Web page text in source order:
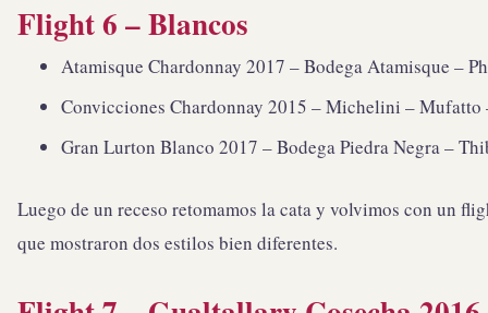
Flight 6 – Blancos
Atamisque Chardonnay 2017 – Bodega Atamisque –
Convicciones Chardonnay 2015 – Michelini – Mufatto
Gran Lurton Blanco 2017 – Bodega Piedra Negra –
Luego de un receso retomamos la cata y volvimos con un
que mostraron dos estilos bien diferentes.